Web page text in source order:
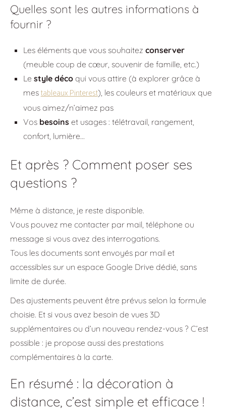
Quelles sont les autres informations à
fournir ?
Les éléments que vous souhaitez conserver
(meuble coup de cœur, souvenir de famille, etc.)
Le style décoqui vous attire (à explorer grâce à
mestableaux Pinterest), les couleurs et matériaux que
vous aimez/n’aimez pas
Vos besoinset usages : télétravail, rangement,
confort, lumière…
Et après ? Comment poser ses
questions ?
Même à distance, je reste disponible.
Vous pouvez me contacter par mail, téléphone ou
message si vous avez des interrogations.
Tous les documents sont envoyés par mail et
accessibles sur un espace Google Drive dédié, sans
limite de durée.
Des ajustements peuvent être prévus selon la formule
choisie. Et si vous avez besoin de vues 3D
supplémentaires ou d’un nouveau rendez-vous ? C’est
possible : je propose aussi des prestations
complémentaires à la carte.
En résumé : la décoration à
distance, c’est simple et efficace !